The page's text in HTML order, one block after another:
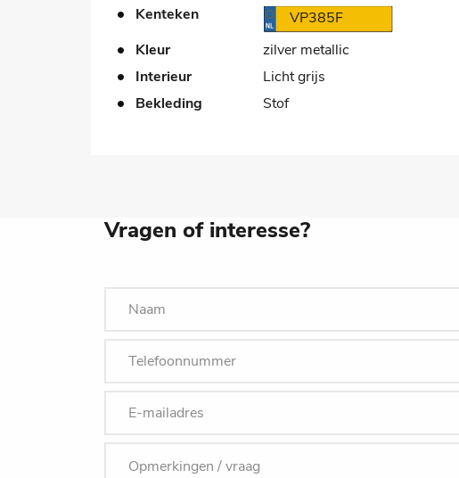
Kenteken
VP385F
Kleur
zilver metallic
Interieur
Licht grijs
Bekleding
Stof
Vragen of interesse?